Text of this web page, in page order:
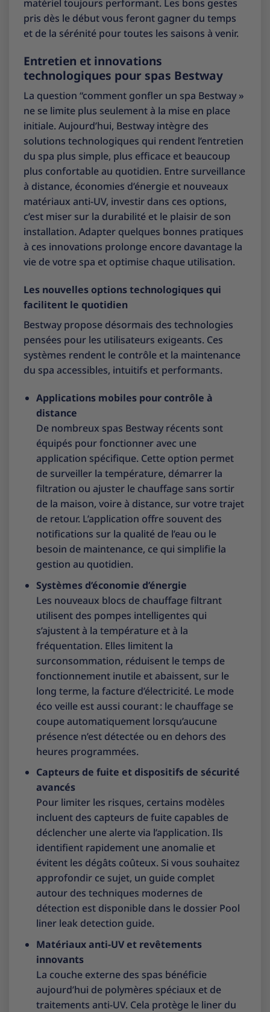
matériel toujours performant. Les bons gestes
pris dès le début vous feront gagner du temps
et de la sérénité pour toutes les saisons à venir.
Entretien et innovations
technologiques pour spas Bestway
La question “comment gonfler un spa Bestway »
ne se limite plus seulement à la mise en place
initiale. Aujourd’hui, Bestway intègre des
solutions technologiques qui rendent l’entretien
du spa plus simple, plus efficace et beaucoup
plus confortable au quotidien. Entre surveillance
à distance, économies d’énergie et nouveaux
matériaux anti-UV, investir dans ces options,
c’est miser sur la durabilité et le plaisir de son
installation. Adapter quelques bonnes pratiques
à ces innovations prolonge encore davantage la
vie de votre spa et optimise chaque utilisation.
Les nouvelles options technologiques qui
facilitent le quotidien
Bestway propose désormais des technologies
pensées pour les utilisateurs exigeants. Ces
systèmes rendent le contrôle et la maintenance
du spa accessibles, intuitifs et performants.
Applications mobiles pour contrôle à
distance
De nombreux spas Bestway récents sont
équipés pour fonctionner avec une
application spécifique. Cette option permet
de surveiller la température, démarrer la
filtration ou ajuster le chauffage sans sortir
de la maison, voire à distance, sur votre trajet
de retour. L’application offre souvent des
notifications sur la qualité de l’eau ou le
besoin de maintenance, ce qui simplifie la
gestion au quotidien.
Systèmes d’économie d’énergie
Les nouveaux blocs de chauffage filtrant
utilisent des pompes intelligentes qui
s’ajustent à la température et à la
fréquentation. Elles limitent la
surconsommation, réduisent le temps de
fonctionnement inutile et abaissent, sur le
long terme, la facture d’électricité. Le mode
éco veille est aussi courant : le chauffage se
coupe automatiquement lorsqu’aucune
présence n’est détectée ou en dehors des
heures programmées.
Capteurs de fuite et dispositifs de sécurité
avancés
Pour limiter les risques, certains modèles
incluent des capteurs de fuite capables de
déclencher une alerte via l’application. Ils
identifient rapidement une anomalie et
évitent les dégâts coûteux. Si vous souhaitez
approfondir ce sujet, un guide complet
autour des techniques modernes de
détection est disponible dans le dossier Pool
liner leak detection guide.
Matériaux anti-UV et revêtements
innovants
La couche externe des spas bénéficie
aujourd’hui de polymères spéciaux et de
traitements anti-UV. Cela protège le liner du